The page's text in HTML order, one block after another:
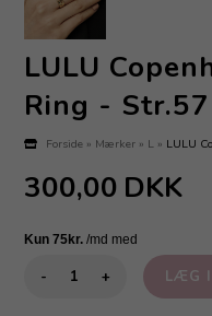
LULU
Ring - Str.57
Forside » Mærker » L » LULU
300,00 DKK
- +